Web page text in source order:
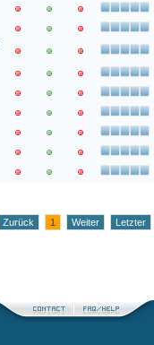
Zurück 1 Weiter Letzter